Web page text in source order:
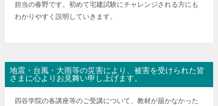
担当の春野です。初めて宅建試験にチャレンジされる方にも
わかりやすく説明していきます。
地震・台風・大雨等の災害により、被害を受けられた皆
さまに心よりお見舞い申し上げます。
四谷学院の各講座等のご受講について、教材が届かなかった